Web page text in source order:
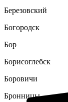
Березовский
Богородск
Бор
Борисоглебск
Боровичи
Бронницы